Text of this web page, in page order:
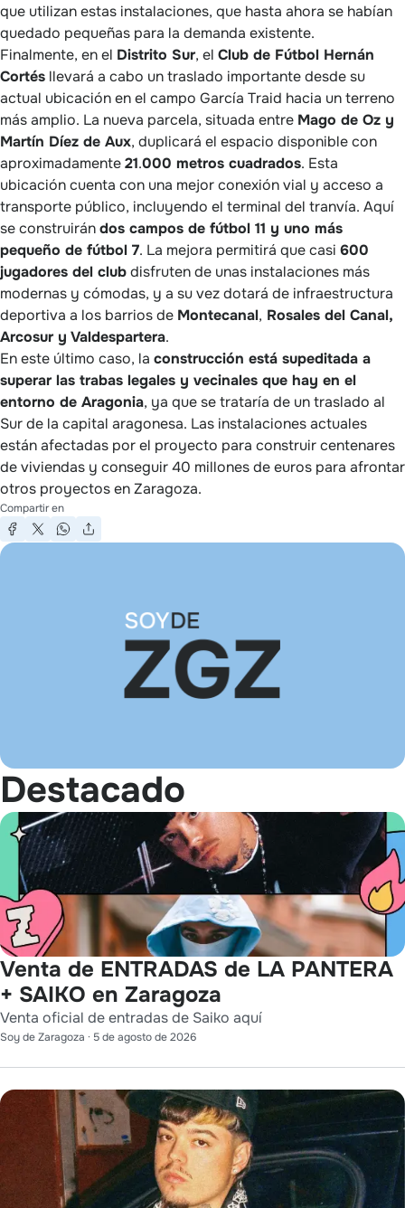
que utilizan estas instalaciones, que hasta ahora se habían
quedado pequeñas para la demanda existente.
Finalmente, en el Distrito Sur, el Club de Fútbol Hernán
Cortés llevará a cabo un traslado importante desde su
actual ubicación en el campo García Traid hacia un terreno
más amplio. La nueva parcela, situada entre Mago de Oz y
Martín Díez de Aux, duplicará el espacio disponible con
aproximadamente21.000 metros cuadrados. Esta
ubicación cuenta con una mejor conexión vial y acceso a
transporte público, incluyendo el terminal del tranvía. Aquí
se construirándos campos de fútbol 11 y uno más
pequeño de fútbol 7. La mejora permitirá que casi 600
jugadores del clubdisfruten de unas instalaciones más
modernas y cómodas, y a su vez dotará de infraestructura
deportiva a los barrios de Montecanal, Rosales del Canal,
Arcosur y Valdespartera.
En este último caso, la construcción está supeditada a
superar las trabas legales y vecinales que hay en el
entorno de Aragonia, ya que se trataría de un traslado al
Sur de la capital aragonesa. Las instalaciones actuales
están afectadas por el proyecto para construir centenares
de viviendas y conseguir 40 millones de euros para afrontar
otros proyectos en Zaragoza.
Compartir en
Destacado
Venta de ENTRADAS de LA PANTERA
+ SAIKO en Zaragoza
Venta oficial de entradas de Saiko aquí
Soy de Zaragoza · 5 de agosto de 2026